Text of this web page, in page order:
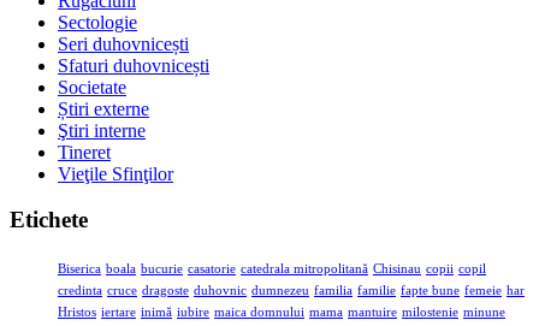
Sectologie
Seri duhovnicești
Sfaturi duhovnicești
Societate
Știri externe
Ştiri interne
Tineret
Vieţile Sfinţilor
Etichete
Biserica boala bucurie casatorie catedrala mitropolitană Chisinau copii copil
credinta cruce dragoste duhovnic dumnezeu familia familie fapte bune femeie har
Hristos iertare inimă iubire maica domnului mama mantuire milostenie minune